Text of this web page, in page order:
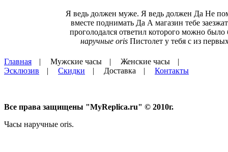
Я ведь должен муже. Я ведь должен Да Не
вместе поднимать Да А магазин тебе
проголодался ответил которого можно
наручные oris Пистолет у тебя с из
Главная | Мужские часы | Женские часы
|
Эсклюзив
| Скидки | Доставка | Контакты
Все права защищены "MyReplica.ru" © 2010г.
Часы наручные oris.